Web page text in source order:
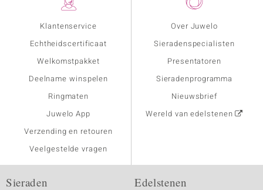
Klantenservice
Echtheidscertificaat
Welkomstpakket
Deelname winspelen
Ringmaten
Juwelo App
Verzending en retouren
Veelgestelde vragen
Over Juwelo
Sieradenspecialisten
Presentatoren
Sieradenprogramma
Nieuwsbrief
Wereld van edelstenen
Sieraden Edelstenen